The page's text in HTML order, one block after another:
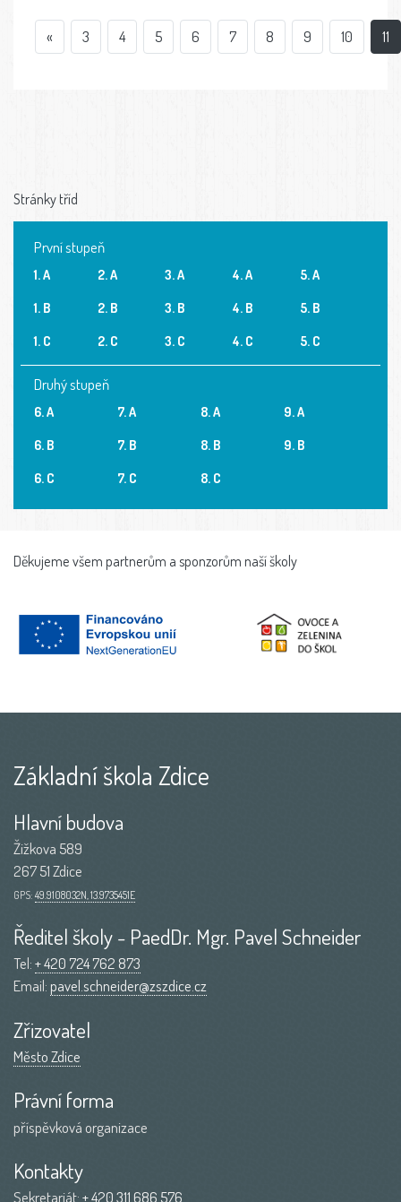
« 3 4 5 6 7 8 9 10 11
Stránky tříd
První stupeň
1. A
1. B
1. C
2. A
2. B
2. C
3. A
3. B
3. C
4. A
4. B
4. C
5. A
5. B
5. C
Druhý stupeň
6. A
6. B
6. C
7. A
7. B
7. C
8. A
8. B
8. C
9. A
9. B
Děkujeme všem partnerům a sponzorům naší školy
Základní škola Zdice
Hlavní budova
Žižkova 589
267 51 Zdice
GPS: 49.9108032N, 13.9735451E
Ředitel školy - PaedDr. Mgr. Pavel Schneider
Tel:+ 420 724 762 873
Email:pavel.schneider@zszdice.cz
Zřizovatel
Město Zdice
Právní forma
příspěvková organizace
Kontakty
Sekretariát:+ 420 311 686 576